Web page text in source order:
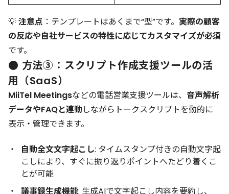
💡注意点 ：テンプレートはあくまで“型”です。 実際の顧客
の反応や自社サービスの特性に応じてカスタマイズが必須
です。
● 方法③：スクリプト作成支援ツールの活
用（SaaS）
MiiTel Meetingsなどの電話営業支援ツールは、 音声解析
データやFAQと連動しながらトークスクリプトを動的に
表示・管理できます。
自動全文文字起こし: タイムスタンプ付きの自動文字起
こしにより、すぐに振り返りポイントへたどり着くこ
とが可能
議事録生成機能: 生成AIで文字起こし内容を要約し、